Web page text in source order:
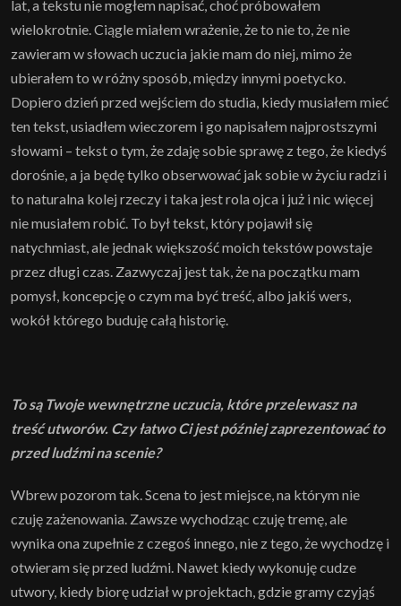
lat, a tekstu nie mogłem napisać, choć próbowałem
wielokrotnie. Ciągle miałem wrażenie, że to nie to, że nie
zawieram w słowach uczucia jakie mam do niej, mimo że
ubierałem to w różny sposób, między innymi poetycko.
Dopiero dzień przed wejściem do studia, kiedy musiałem mieć
ten tekst, usiadłem wieczorem i go napisałem najprostszymi
słowami – tekst o tym, że zdaję sobie sprawę z tego, że kiedyś
dorośnie, a ja będę tylko obserwować jak sobie w życiu radzi i
to naturalna kolej rzeczy i taka jest rola ojca i już i nic więcej
nie musiałem robić. To był tekst, który pojawił się
natychmiast, ale jednak większość moich tekstów powstaje
przez długi czas. Zazwyczaj jest tak, że na początku mam
pomysł, koncepcję o czym ma być treść, albo jakiś wers,
wokół którego buduję całą historię.
To są Twoje wewnętrzne uczucia, które przelewasz na
treść utworów. Czy łatwo Ci jest później zaprezentować to
przed ludźmi na scenie?
Wbrew pozorom tak. Scena to jest miejsce, na którym nie
czuję zażenowania. Zawsze wychodząc czuję tremę, ale
wynika ona zupełnie z czegoś innego, nie z tego, że wychodzę i
otwieram się przed ludźmi. Nawet kiedy wykonuję cudze
utwory, kiedy biorę udział w projektach, gdzie gramy czyjąś